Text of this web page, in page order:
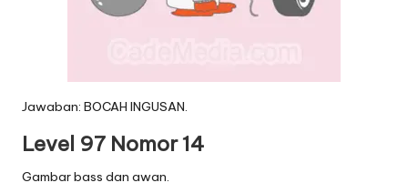
Jawaban: BOCAH INGUSAN.
Level 97 Nomor 14
Gambar bass dan awan.